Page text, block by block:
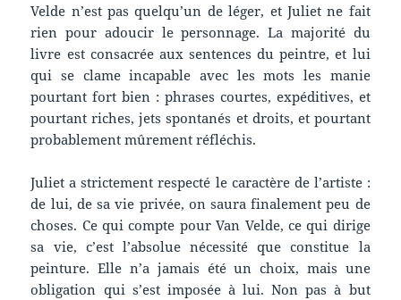
Velde n’est pas quelqu’un de léger, et Juliet ne fait
rien pour adoucir le personnage. La majorité du
livre est consacrée aux sentences du peintre, et lui
qui se clame incapable avec les mots les manie
pourtant fort bien : phrases courtes, expéditives, et
pourtant riches, jets spontanés et droits, et pourtant
probablement mûrement réfléchis.
Juliet a strictement respecté le caractère de l’artiste :
de lui, de sa vie privée, on saura finalement peu de
choses. Ce qui compte pour Van Velde, ce qui dirige
sa vie, c’est l’absolue nécessité que constitue la
peinture. Elle n’a jamais été un choix, mais une
obligation qui s’est imposée à lui. Non pas à but